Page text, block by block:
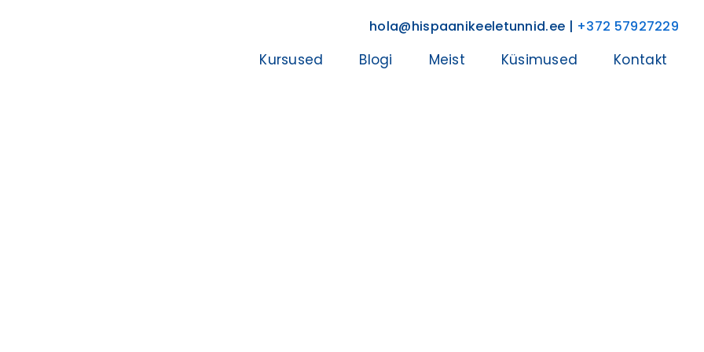
hola@hispaanikeeletunnid.ee | +372 57927229
Kursused Blogi Meist Küsimused Kontakt